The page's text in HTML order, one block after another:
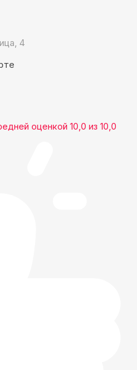
4
оценкой 10,0 из 10,0